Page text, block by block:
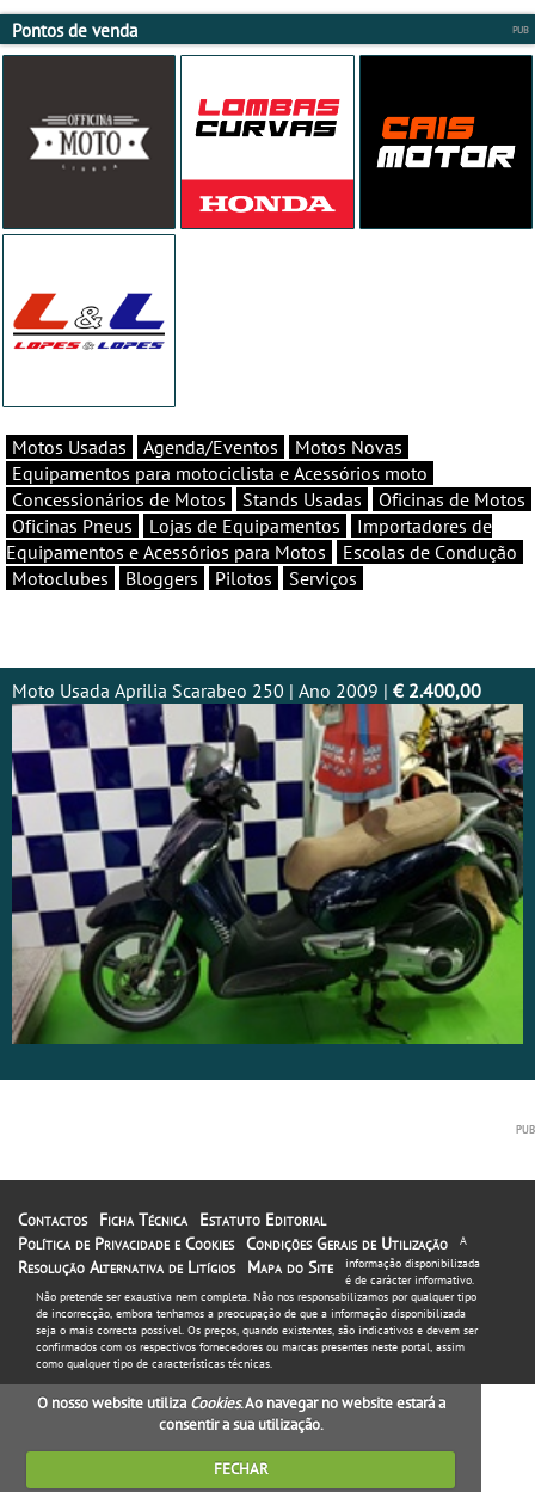
Pontos de venda
Motos Usadas Agenda/Eventos
Motos Novas
Equipamentos para motociclista e Acessórios moto
Concessionários de Motos
Stands Usadas
Oficinas de Motos
Oficinas Pneus
Lojas de Equipamentos
Importadores de
Equipamentos e Acessórios para Motos
Escolas de Condução
Motoclubes
Bloggers Pilotos Serviços
Moto Usada Aprilia Scarabeo 250 | Ano 2009 | € 2.400,00
Contactos Ficha Técnica
Estatuto Editorial
Política de Privacidade e Cookies Condições Gerais de Utilização
Resolução Alternativa de Litígios
Mapa do Site
A
informação disponibilizada
é de carácter informativo.
Não pretende ser exaustiva nem completa. Não nos responsabilizamos por qualquer tipo
de incorrecção, embora tenhamos a preocupação de que a informação disponibilizada
seja o mais correcta possível. Os preços, quando existentes, são indicativos e devem ser
confirmados com os respectivos fornecedores ou marcas presentes neste portal, assim
como qualquer tipo de características técnicas.
O nosso website utiliza Cookies. Ao navegar no website estará a
consentir a sua utilização.
FECHAR